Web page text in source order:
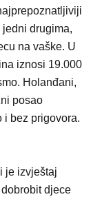
drugima,
na vaške. U
iznosi 19.000
Holanđani,
posao
i bez prigovora.
je izvještaj
djece